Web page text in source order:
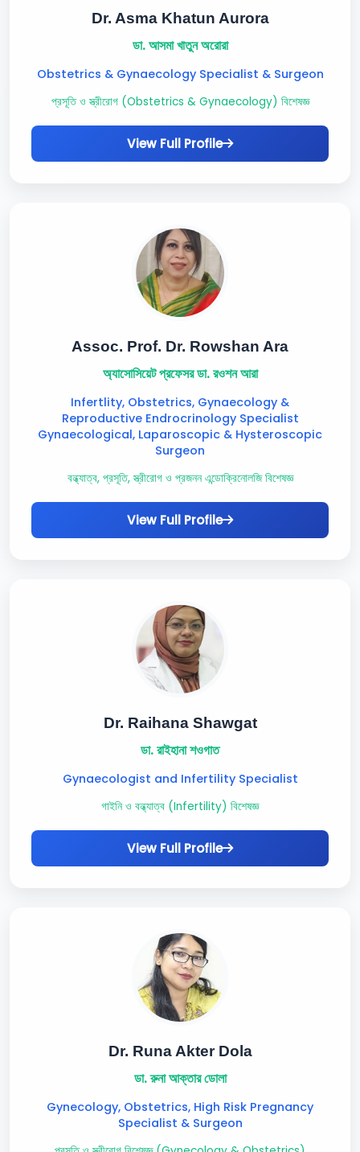
Dr. Asma Khatun Aurora
ডা. আসমা খাতুন অরোরা
Obstetrics & Gynaecology Specialist & Surgeon
প্রসূতি ও স্ত্রীরোগ (Obstetrics & Gynaecology) বিশেষজ্ঞ
View Full Profile
Assoc. Prof. Dr. Rowshan Ara
অ্যাসোসিয়েট প্রফেসর ডা. রওশন আরা
Infertlity, Obstetrics, Gynaecology &
Reproductive Endrocrinology Specialist
Gynaecological, Laparoscopic & Hysteroscopic
Surgeon
বন্ধ্যাত্ব, প্রসূতি, স্ত্রীরোগ ও প্রজনন এন্ডোক্রিনোলজি বিশেষজ্ঞ
View Full Profile
Dr. Raihana Shawgat
ডা. রাইহানা শওগাত
Gynaecologist and Infertility Specialist
গাইনি ও বন্ধ্যাত্ব (Infertility) বিশেষজ্ঞ
View Full Profile
Dr. Runa Akter Dola
ডা. রুনা আক্তার ডোলা
Gynecology, Obstetrics, High Risk Pregnancy
Specialist & Surgeon